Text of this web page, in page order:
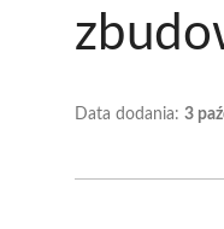
Data dodania: 3